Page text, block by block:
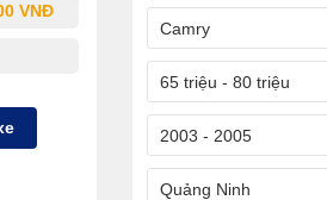
VNĐ
Camry
65 triệu - 80 triệu
2003 - 2005
Quảng Ninh